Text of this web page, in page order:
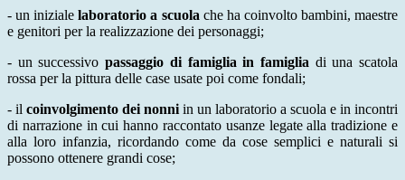
-un inizialelaboratorio a scuola che ha coinvolto bambini, maestre
e genitori per la realizzazione dei personaggi;
- un successivopassaggio di famiglia in famiglia di una scatola
rossa per la pittura delle case usate poi come fondali;
- il coinvolgimento dei nonni in un laboratorio a scuola e in incontri
di narrazione in cui hanno raccontato usanze legate alla tradizione e
alla loro infanzia, ricordando come da cose semplici e naturali si
possono ottenere grandi cose;